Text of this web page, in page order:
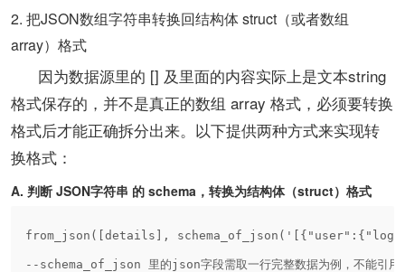
2. 把JSON数组字符串转换回结构体 struct（或者数组
array）格式
因为数据源里的 [] 及里面的内容实际上是文本string
格式保存的，并不是真正的数组 array 格式，必须要转换
格式后才能正确拆分出来。以下提供两种方式来实现转
换格式：
A. 判断 JSON字符串 的 schema，转换为结构体（struct）格式
from_json([details],
--schema_of_json 里的json字段需取一行完整数据为例，不能